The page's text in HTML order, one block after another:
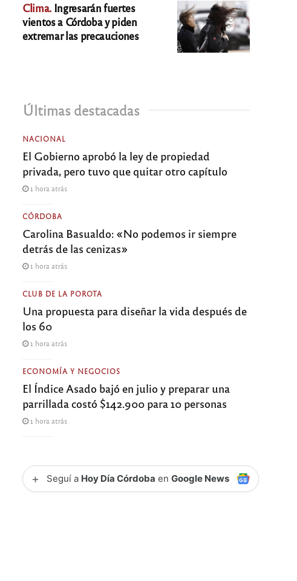
Clima. Ingresarán fuertes
vientos a Córdoba y piden
extremar las precauciones
Últimas destacadas
NACIONAL
El Gobierno aprobó la ley de propiedad
privada, pero tuvo que quitar otro capítulo
1 hora atrás
CÓRDOBA
Carolina Basualdo: «No podemos ir siempre
detrás de las cenizas»
1 hora atrás
CLUB DE LA POROTA
Una propuesta para diseñar la vida después de
los 60
1 hora atrás
ECONOMÍA Y NEGOCIOS
El Índice Asado bajó en julio y preparar una
parrillada costó $142.900 para 10 personas
1 hora atrás
+ Seguí a Hoy Día Córdoba enGoogle News